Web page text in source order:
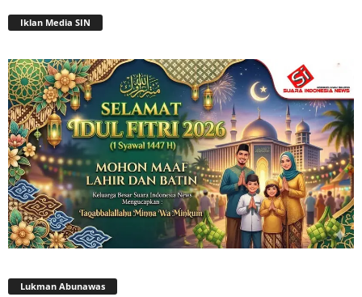
Iklan Media SIN
Lukman Abunawas